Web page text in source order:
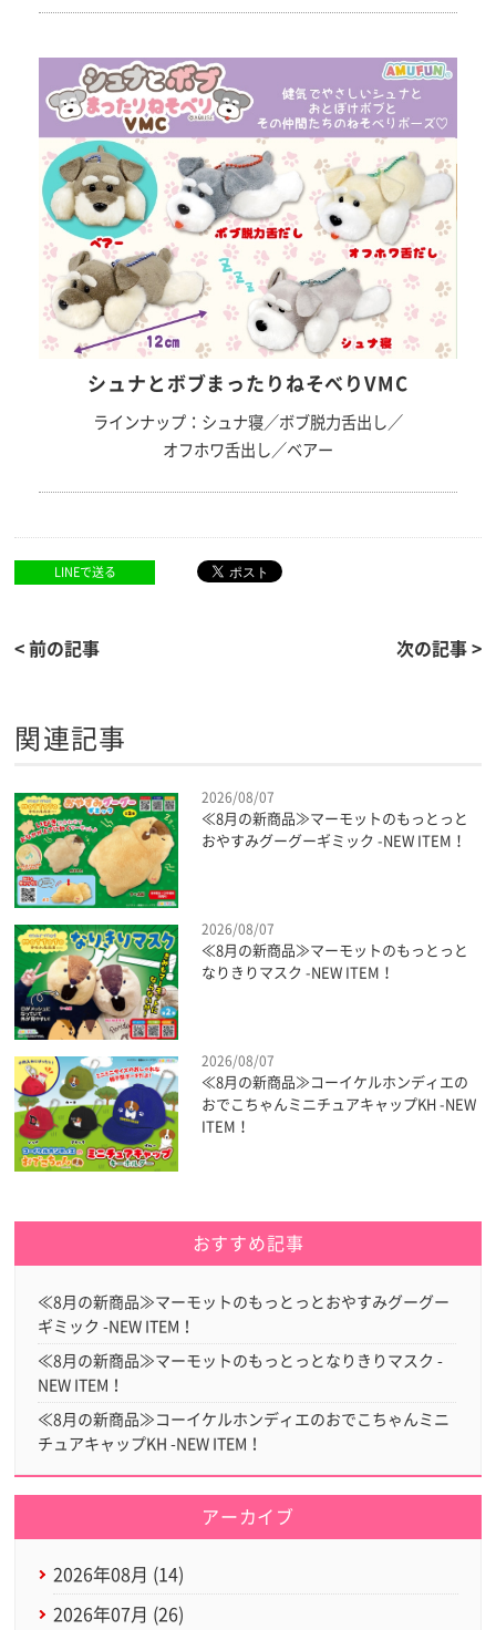
シュナとボブまったりねそべりVMC
ラインナップ：シュナ寝／ボブ脱力舌出し／
オフホワ舌出し／ベアー
LINEで送る
< 前の記事 次の記事 >
関連記事
2026/08/07
≪8月の新商品≫マーモットのもっとっと
おやすみグーグーギミック -NEW ITEM！
2026/08/07
≪8月の新商品≫マーモットのもっとっと
なりきりマスク -NEW ITEM！
2026/08/07
≪8月の新商品≫コーイケルホンディエの
おでこちゃんミニチュアキャップKH -NEW
ITEM！
おすすめ記事
≪8月の新商品≫マーモットのもっとっとおやすみグーグー
ギミック -NEW ITEM！
≪8月の新商品≫マーモットのもっとっとなりきりマスク -
NEW ITEM！
≪8月の新商品≫コーイケルホンディエのおでこちゃんミニ
チュアキャップKH -NEW ITEM！
アーカイブ
2026年08月 (14)
2026年07月 (26)